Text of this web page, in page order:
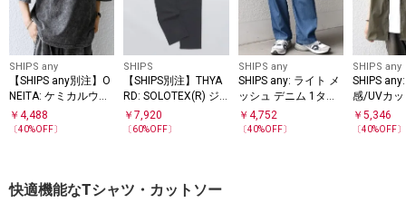
SHIPS any
【SHIPS any別注】O
NEITA: ケミカルウォ
ッシュ リラックス ラ
グラン Tシャツ(セッ
￥ 4,488
〔40%OFF〕
SHIPS
【SHIPS別注】THYA
RD: SOLOTEX(R) ジ
ャージー パンツ (セ
ットアップ対応)
￥7,920
〔60%OFF〕
SHIPS any
SHIPS any: ライト メ
ッシュ デニム 1タッ
ク リラックス パンツ
(セットアップ対応)◇
￥ 4,752
〔40%OFF〕
SHIPS any
SHIPS
感/UVカッ
E レギュ
ポケット
￥5,346
〔40%OFF〕
快適機能なTシャツ・カットソー